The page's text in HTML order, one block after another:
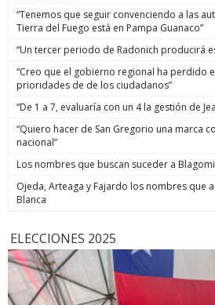
“Tenemos que seguir convenciendo a las
Tierra del Fuego está en Pampa Guanaco”
“Un tercer periodo de Radonich producirá
“Creo que el gobierno regional ha perdido
prioridades de de los ciudadanos”
“De 1 a 7, evaluaría con un 4 la gestión de
“Quiero hacer de San Gregorio una marca
nacional”
Los nombres que buscan suceder a
Ojeda, Arteaga y Fajardo los nombres que
Blanca
ELECCIONES 2025